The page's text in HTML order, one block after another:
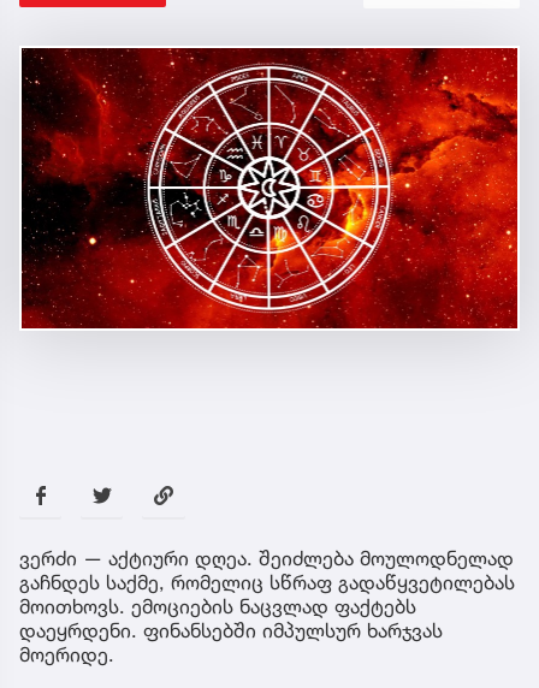
ვერძი — აქტიური დღეა. შეიძლება მოულოდნელად
გაჩნდეს საქმე, რომელიც სწრაფ გადაწყვეტილებას
მოითხოვს. ემოციების ნაცვლად ფაქტებს
დაეყრდენი. ფინანსებში იმპულსურ ხარჯვას
მოერიდე.